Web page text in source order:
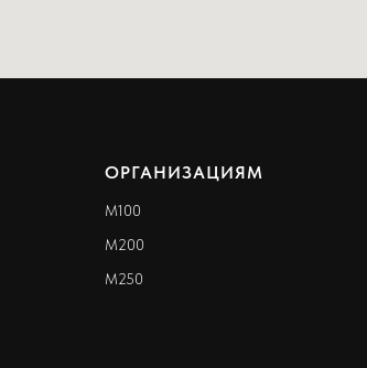
ОРГАНИЗАЦИЯМ
M100
M200
M250